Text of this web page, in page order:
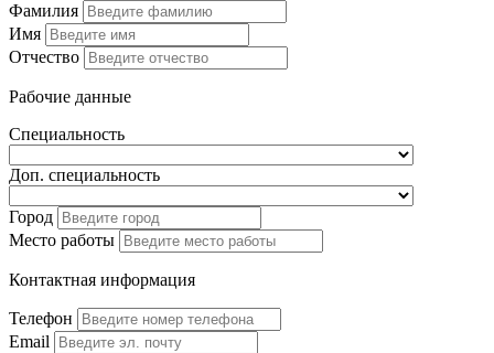
Фамилия
Имя
Отчество
Рабочие данные
Специальность
Доп. специальность
Город
Место работы
Контактная информация
Телефон
Email